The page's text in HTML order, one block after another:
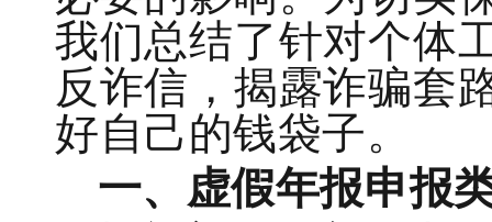
我们总结了针对个体
反诈信，揭露诈骗套
好自己的钱袋子。
一、 虚假年报申报